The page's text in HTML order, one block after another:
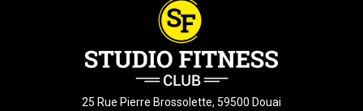
25 Rue Pierre Brossolette, 59500 Douai